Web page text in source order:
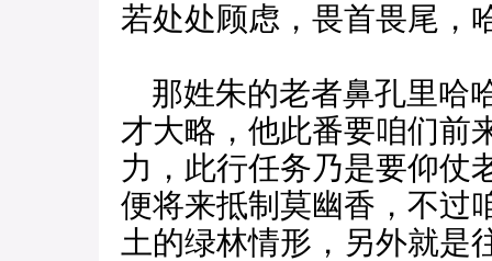
若处处顾虑，畏首畏尾，
那姓朱的老者鼻孔里哈
才大略，他此番要咱们前
力，此行任务乃是要仰仗
便将来抵制莫幽香，不过
土的绿林情形，另外就是